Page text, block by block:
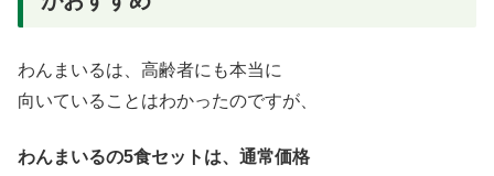
わんまいるは、高齢者にも本当に
向いていることはわかったのですが、
わんまいるの5食セットは、通常価格